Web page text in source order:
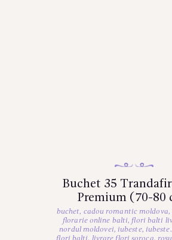
Buchet 35
Premium (70-80
buchet, cadou romantic moldova,
florarie online balti, flori balti
nordul moldovei, iubeste,